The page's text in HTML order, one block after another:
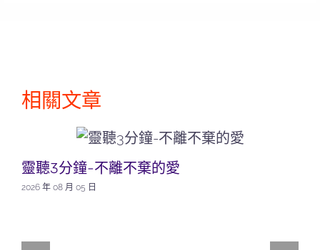
相關文章
靈聽3分鐘-不離不棄的愛
2026 年 08 月 05 日